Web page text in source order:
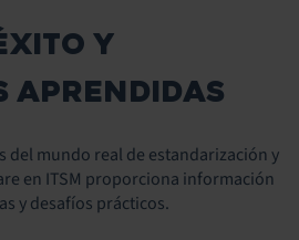
Y
APRENDIDAS
del mundo real de estandarización y
en ITSM proporciona información
y desafíos prácticos.